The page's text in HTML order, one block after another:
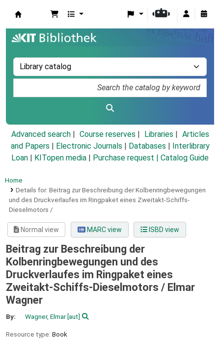
Advanced search Course reserves Libraries
Articles
and Papers
Electronic Journals Databases
Interlibrary
Loan
KITopen media Purchase request | Catalog Guide
Home
Details for: Beitrag zur Beschreibung der Kolbenringbewegungen
und des Druckverlaufes im Ringpaket eines Zweitakt-Schiffs-
Dieselmotors /
Normal view MARC view ISBD view
Beitrag zur Beschreibung der
Kolbenringbewegungen und des
Druckverlaufes im Ringpaket eines
Zweitakt-Schiffs-Dieselmotors / Elmar
Wagner
By: Wagner, Elmar[aut]
Resource type: Book